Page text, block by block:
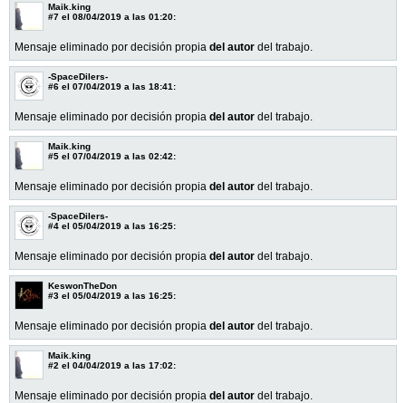
Maik.king
#7 el 08/04/2019 a las 01:20:
Mensaje eliminado por decisión propia del autor del trabajo.
-SpaceDilers-
#6 el 07/04/2019 a las 18:41:
Mensaje eliminado por decisión propia del autor del trabajo.
Maik.king
#5 el 07/04/2019 a las 02:42:
Mensaje eliminado por decisión propia del autor del trabajo.
-SpaceDilers-
#4 el 05/04/2019 a las 16:25:
Mensaje eliminado por decisión propia del autor del trabajo.
KeswonTheDon
#3 el 05/04/2019 a las 16:25:
Mensaje eliminado por decisión propia del autor del trabajo.
Maik.king
#2 el 04/04/2019 a las 17:02:
Mensaje eliminado por decisión propia del autor del trabajo.